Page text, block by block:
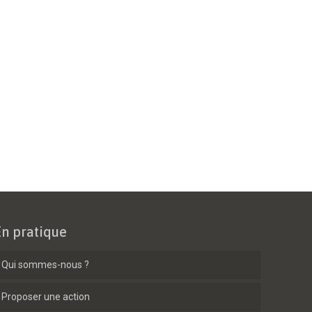
pratique
Qui sommes-nous ?
Proposer une action